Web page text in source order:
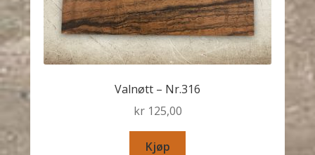
Valnøtt – Nr.316
kr125,00
Kjøp